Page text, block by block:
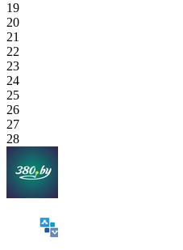
19
20
21
22
23
24
25
26
27
28